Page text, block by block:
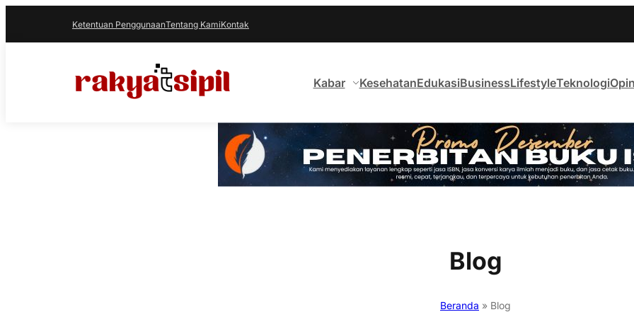
Ketentuan PenggunaanTentang KamiKontak
Kabar KesehatanEdukasiBusinessLifestyleTeknologi
Blog
Beranda » Blog